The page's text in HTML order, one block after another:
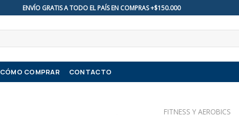
ENVÍO GRATIS A TODO EL PAÍS EN COMPRAS +$150.000
CÓMO COMPRAR CONTACTO
FITNESS Y AEROBICS